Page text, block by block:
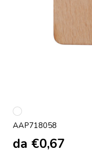
multicolore
AAP718058
da €0,67